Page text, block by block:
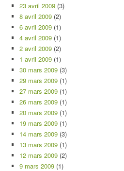
23 avril 2009 (3)
8 avril 2009 (2)
6 avril 2009 (1)
4 avril 2009 (1)
2 avril 2009 (2)
1 avril 2009 (1)
30 mars 2009 (3)
29 mars 2009 (1)
27 mars 2009 (1)
26 mars 2009 (1)
20 mars 2009 (1)
19 mars 2009 (1)
14 mars 2009 (3)
13 mars 2009 (1)
12 mars 2009 (2)
9 mars 2009 (1)